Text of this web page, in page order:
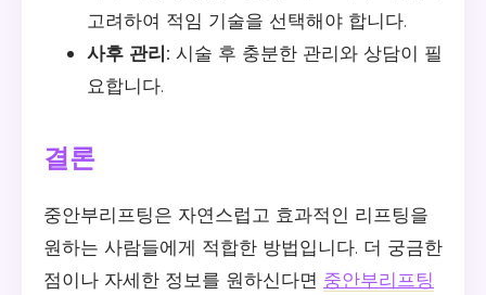
고려하여 적임 기술을 선택해야 합니다.
사후 관리: 시술 후 충분한 관리와 상담이 필
요합니다.
결론
중안부리프팅은 자연스럽고 효과적인 리프팅을
원하는 사람들에게 적합한 방법입니다. 더 궁금한
점이나 자세한 정보를 원하신다면 중안부리프팅